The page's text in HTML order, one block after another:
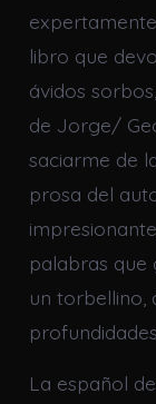
libro que
ávidos
de Jorge/
saciarme de
prosa del
palabras que
un torbellino,
La español